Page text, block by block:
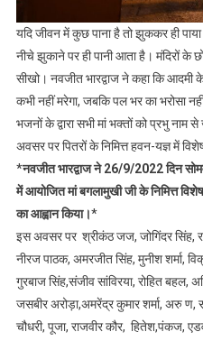
यदि जीवन में कुछ पाना है तो झुककर ही
नीचे झुकाने पर ही पानी आता है। मंदिरों के
सीखो। नवजीत भारद्वाज ने कहा कि
कभी नहीं मरेगा, जबकि पल भर का भरोसा
भजनों के द्वारा सभी मां भक्तों को प्रभु
अवसर पर पितरों के निमित्त हवन-यज्ञ में
*नवजीत भारद्वाज ने 26/9/2022 दिन
में आयोजित मां बगलामुखी जी के निमित्त
का आह्वान किया।*
इस अवसर पर श्रीकंठ जज, जोगिंदर सिंह,
नीरज पाठक, अमरजीत सिंह, मुनीश शर्मा,
गुरबाज सिंह,संजीव सांविरया, रोहित बहल,
जसबीर अरोड़ा,अमरेंद्र कुमार शर्मा, अरु ण,
चौधरी, पूजा, राजवीर कौर, हितेश,पंकज,